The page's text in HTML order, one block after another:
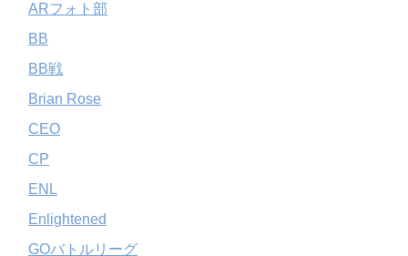
ARフォト部
BB
BB戦
Brian Rose
CEO
CP
ENL
Enlightened
GOバトルリーグ